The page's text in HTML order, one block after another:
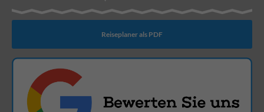
Reiseplaner als PDF